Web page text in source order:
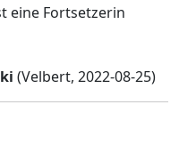
eine Fortsetzerin
(Velbert, 2022-08-25)